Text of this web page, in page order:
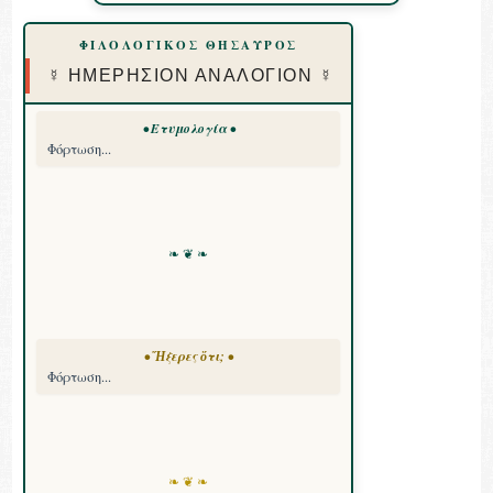
ΦΙΛΟΛΟΓΙΚΟΣ ΘΗΣΑΥΡΟΣ
☿ ΗΜΕΡΗΣΙΟΝ ΑΝΑΛΟΓΙΟΝ ☿
• Ετυμολογία •
Φόρτωση...
❧ ❦ ❧
• Ἤξερες ὅτι; •
Φόρτωση...
❧ ❦ ❧